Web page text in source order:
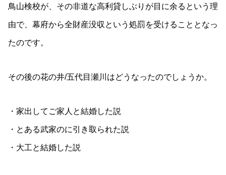
鳥山検校が、その非道な高利貸しぶりが目に余るという理
由で、幕府から全財産没収という処罰を受けることとなっ
たのです。
その後の花の井/五代目瀬川はどうなったのでしょうか。
・家出してご家人と結婚した説
・とある武家のに引き取られた説
・大工と結婚した説